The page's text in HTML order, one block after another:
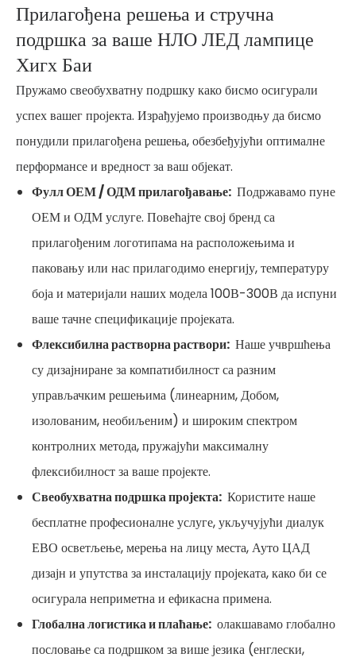
Прилагођена решења и стручна
подршка за ваше НЛО ЛЕД лампице
Хигх Баи
Пружамо свеобухватну подршку како бисмо осигурали
успех вашег пројекта. Израђујемо производњу да бисмо
понудили прилагођена решења, обезбеђујући оптималне
перформансе и вредност за ваш објекат.
Фулл ОЕМ / ОДМ прилагођавање: Подржавамо пуне
ОЕМ и ОДМ услуге. Повећајте свој бренд са
прилагођеним логотипама на расположењима и
паковању или нас прилагодимо енергију, температуру
боја и материјали наших модела 100В-300В да испуни
ваше тачне спецификације пројеката.
Флексибилна растворна раствори: Наше учвршћења
су дизајниране за компатибилност са разним
управљачким решењима (линеарним, Добом,
изолованим, необиљеним) и широким спектром
контролних метода, пружајући максималну
флексибилност за ваше пројекте.
Свеобухватна подршка пројекта: Користите наше
бесплатне професионалне услуге, укључујући диалук
ЕВО осветљење, мерења на лицу места, Ауто ЦАД
дизајн и упутства за инсталацију пројеката, како би се
осигурала неприметна и ефикасна примена.
Глобална логистика и плаћање: олакшавамо глобално
пословање са подршком за више језика (енглески,